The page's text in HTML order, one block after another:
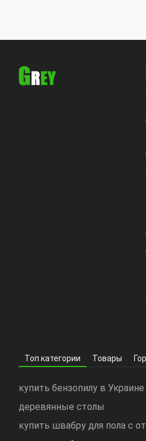
Топ категории Товары
купить бензопилу в Украине
деревянные столы
купить швабру для пола с